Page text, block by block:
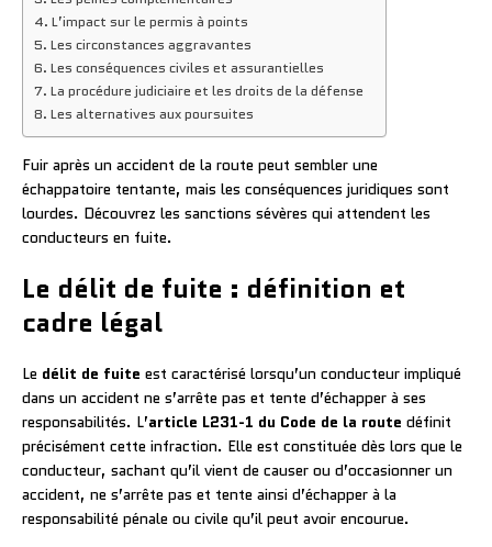
L’impact sur le permis à points
Les circonstances aggravantes
Les conséquences civiles et assurantielles
La procédure judiciaire et les droits de la défense
Les alternatives aux poursuites
Fuir après un accident de la route peut sembler une
échappatoire tentante, mais les conséquences juridiques sont
lourdes. Découvrez les sanctions sévères qui attendent les
conducteurs en fuite.
Le délit de fuite : définition et
cadre légal
Le délit de fuite est caractérisé lorsqu’un conducteur impliqué
dans un accident ne s’arrête pas et tente d’échapper à ses
responsabilités. L’article L231-1 du Code de la route définit
précisément cette infraction. Elle est constituée dès lors que le
conducteur, sachant qu’il vient de causer ou d’occasionner un
accident, ne s’arrête pas et tente ainsi d’échapper à la
responsabilité pénale ou civile qu’il peut avoir encourue.